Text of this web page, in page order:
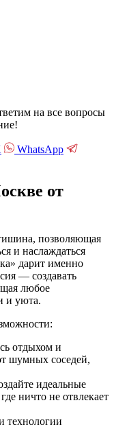
на все вопросы
WhatsApp
от
позволяющая
и наслаждаться
дарит именно
— создавать
любое
и уюта.
отдыхом и
шумных соседей,
идеальные
ничто не отвлекает
технологии